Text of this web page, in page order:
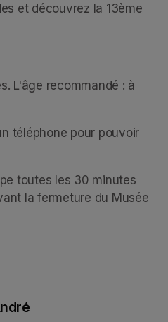
et découvrez la 13ème
L'âge recommandé : à
téléphone pour pouvoir
toutes les 30 minutes
la fermeture du Musée